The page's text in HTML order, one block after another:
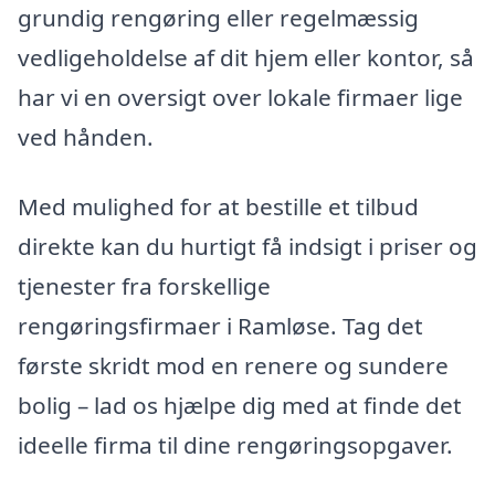
grundig rengøring eller regelmæssig
vedligeholdelse af dit hjem eller kontor, så
har vi en oversigt over lokale firmaer lige
ved hånden.
Med mulighed for at bestille et tilbud
direkte kan du hurtigt få indsigt i priser og
tjenester fra forskellige
rengøringsfirmaer i Ramløse. Tag det
første skridt mod en renere og sundere
bolig – lad os hjælpe dig med at finde det
ideelle firma til dine rengøringsopgaver.